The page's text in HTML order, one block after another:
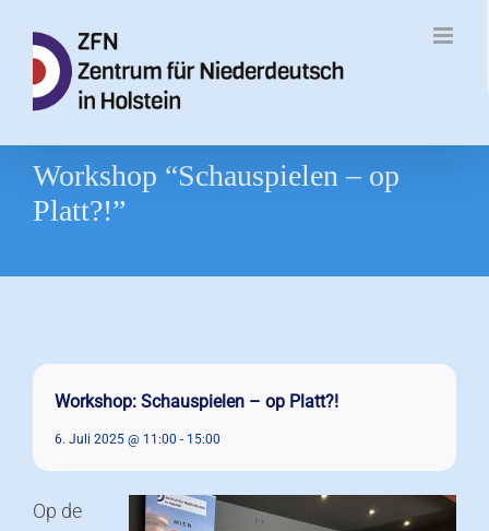
Inhalt
springen
Workshop “Schauspielen – op
Platt?!”
Workshop: Schauspielen – op Platt?!
6. Juli 2025 @ 11:00 - 15:00
Op de